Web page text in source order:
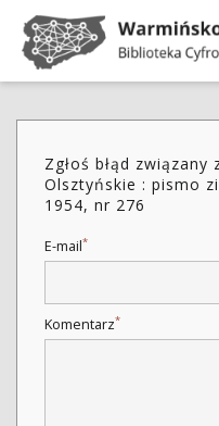
Zgłoś błąd związany
Olsztyńskie : pismo
1954, nr 276
E-mail*
Komentarz*